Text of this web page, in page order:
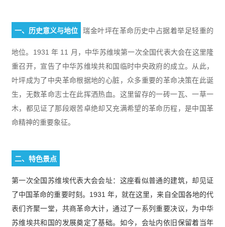
一、历史意义与地位 瑞金叶坪在革命历史中占据着举足轻重的
地位。1931 年 11 月，中华苏维埃第一次全国代表大会在这里隆
重召开，宣告了中华苏维埃共和国临时中央政府的成立。从此，
叶坪成为了中央革命根据地的心脏，众多重要的革命决策在此诞
生，无数革命志士在此挥洒热血。这里留存的一砖一瓦、一草一
木，都见证了那段艰苦卓绝却又充满希望的革命历程，是中国革
命精神的重要象征。
二、特色景点
第一次全国苏维埃代表大会会址：这座看似普通的建筑，却见证
了中国革命的重要时刻。1931 年，就在这里，来自全国各地的代
表们齐聚一堂，共商革命大计，通过了一系列重要决议，为中华
苏维埃共和国的发展奠定了基础。如今，会址内依旧保留着当年